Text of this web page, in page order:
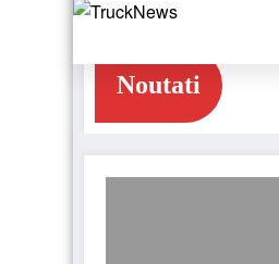
Noutati
Blue River: 26.123 km cu
TRUCK